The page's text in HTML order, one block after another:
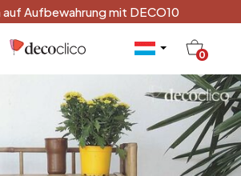
Aufbewahrung mit DECO10
0